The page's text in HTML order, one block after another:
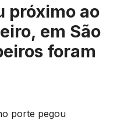
próximo ao
em São
foram
porte pegou